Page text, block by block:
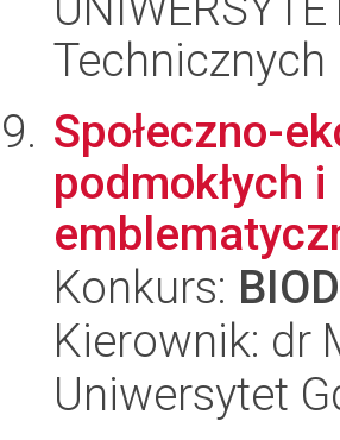
Technicznych
Społeczno-
podmokłych
Konkurs:
Kierownik: dr
Uniwersytet